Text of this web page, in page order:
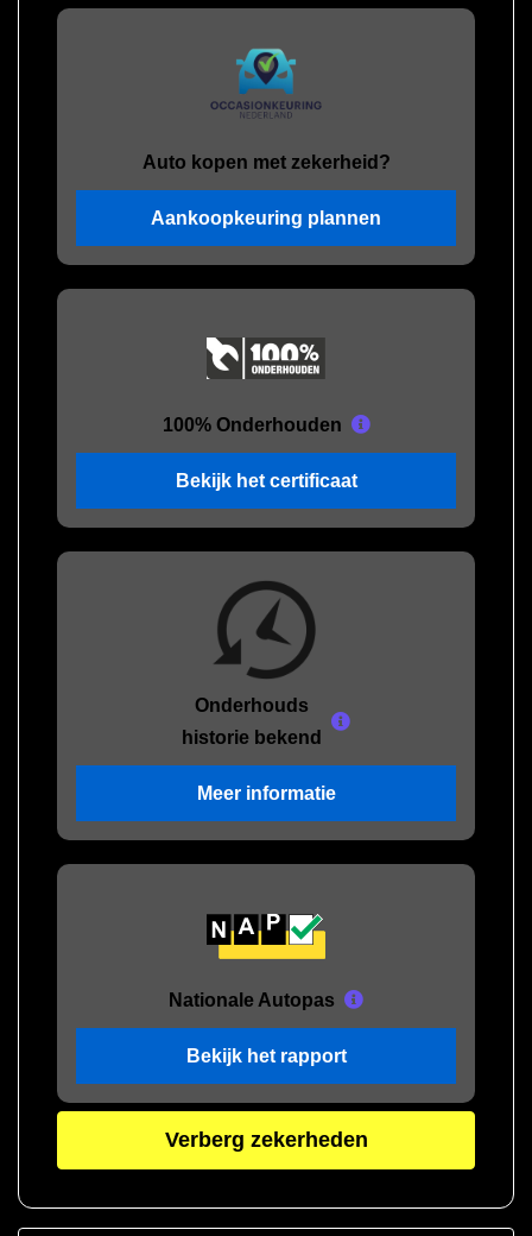
Auto kopen met zekerheid?
Aankoopkeuring plannen
100% Onderhouden
Bekijk het certificaat
Onderhouds
historie bekend
Meer informatie
Nationale Autopas
Bekijk het rapport
Verberg zekerheden